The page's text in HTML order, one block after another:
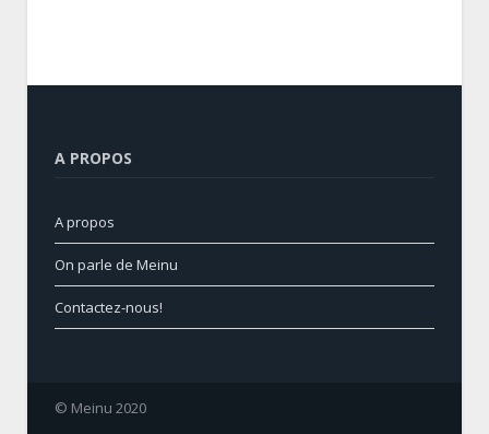
A PROPOS
A propos
On parle de Meinu
Contactez-nous!
© Meinu 2020